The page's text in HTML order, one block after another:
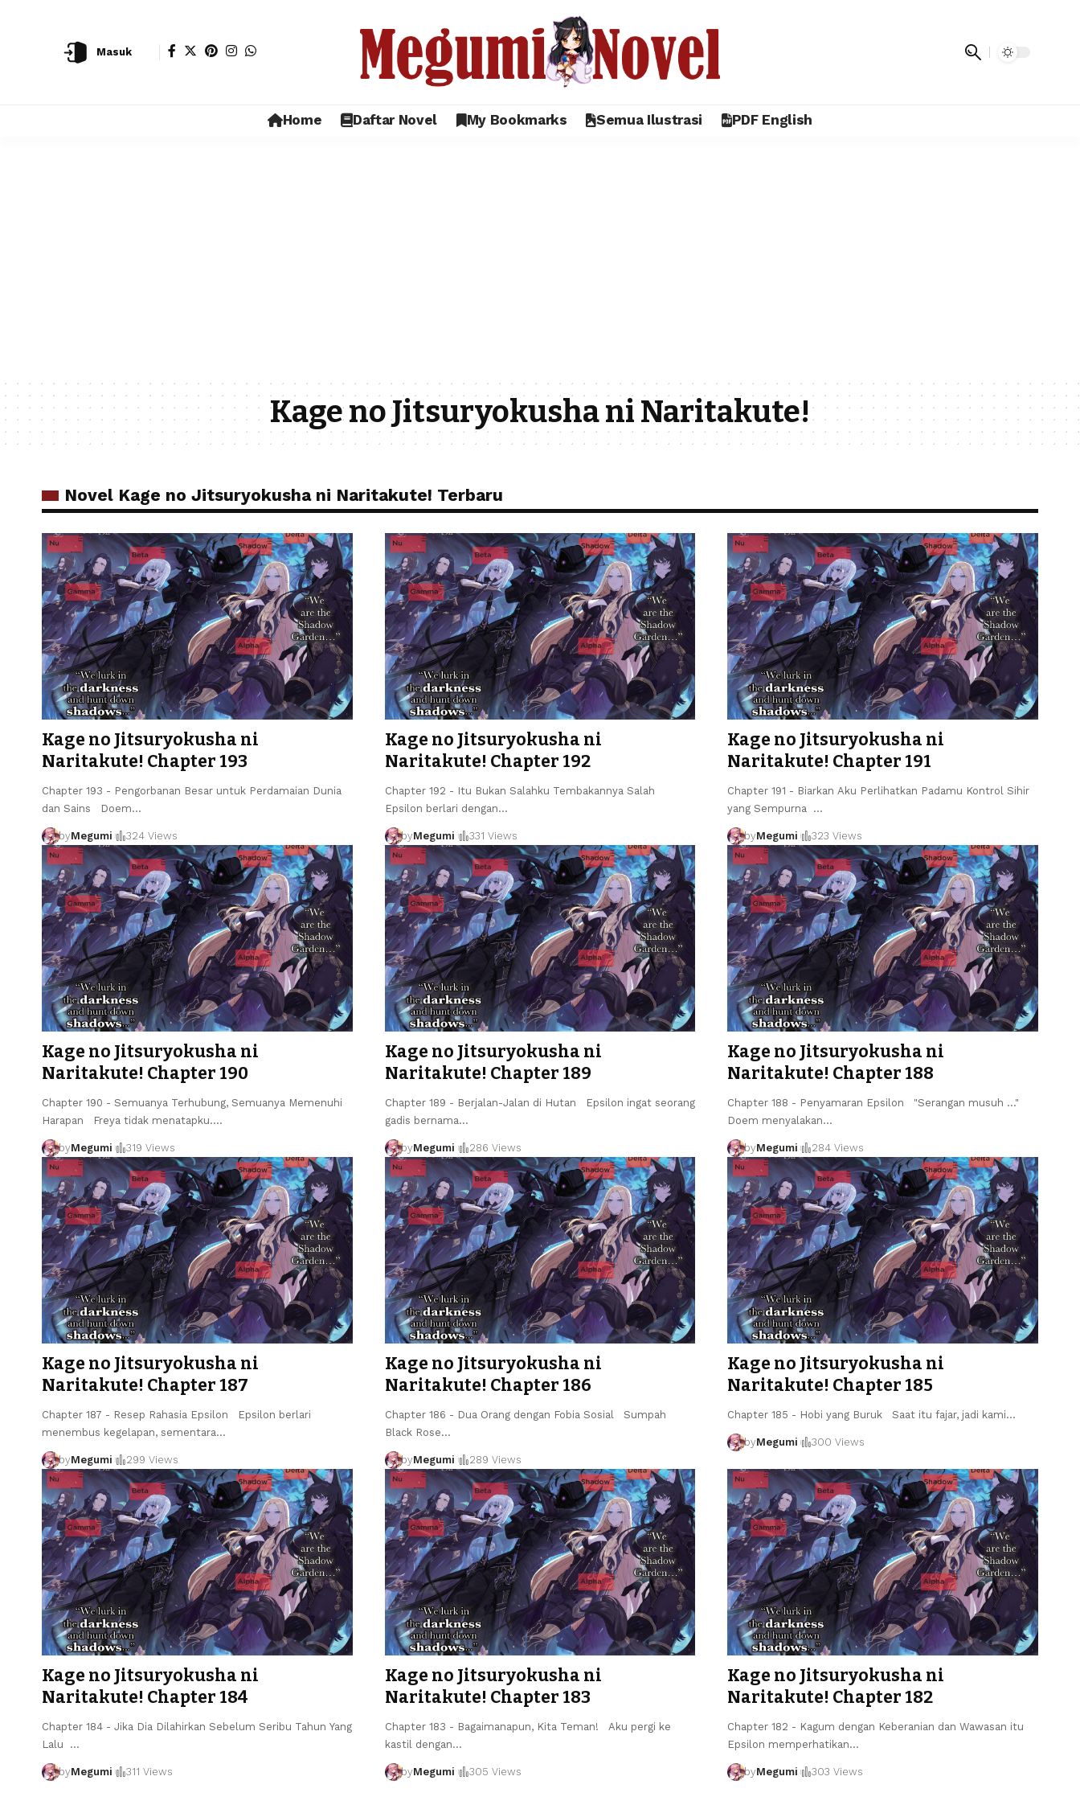
Masuk
Home Daftar Novel My Bookmarks Semua Ilustrasi PDF English
Kage no Jitsuryokusha ni Naritakute!
Novel Kage no Jitsuryokusha ni Naritakute! Terbaru
Kage no Jitsuryokusha ni
Naritakute! Chapter 193
Chapter 193 - Pengorbanan Besar untuk Perdamaian Dunia
dan Sains Doem…
byMegumi 324 Views
Kage no Jitsuryokusha ni
Naritakute! Chapter 192
Chapter 192 - Itu Bukan Salahku Tembakannya Salah
Epsilon berlari dengan…
byMegumi 331 Views
Kage no Jitsuryokusha ni
Naritakute! Chapter 191
Chapter 191 - Biarkan Aku Perlihatkan Padamu Kontrol Sihir
yang Sempurna …
byMegumi 323 Views
Kage no Jitsuryokusha ni
Naritakute! Chapter 190
Chapter 190 - Semuanya Terhubung, Semuanya Memenuhi
Harapan Freya tidak menatapku.…
byMegumi 319 Views
Kage no Jitsuryokusha ni
Naritakute! Chapter 189
Chapter 189 - Berjalan-Jalan di Hutan Epsilon ingat seorang
gadis bernama…
byMegumi 286 Views
Kage no Jitsuryokusha ni
Naritakute! Chapter 188
Chapter 188 - Penyamaran Epsilon "Serangan musuh ..."
Doem menyalakan…
byMegumi 284 Views
Kage no Jitsuryokusha ni
Naritakute! Chapter 187
Chapter 187 - Resep Rahasia Epsilon Epsilon berlari
menembus kegelapan, sementara…
byMegumi 299 Views
Kage no Jitsuryokusha ni
Naritakute! Chapter 186
Chapter 186 - Dua Orang dengan Fobia Sosial Sumpah
Black Rose…
byMegumi 289 Views
Kage no Jitsuryokusha ni
Naritakute! Chapter 185
Chapter 185 - Hobi yang Buruk Saat itu fajar, jadi kami…
byMegumi 300 Views
Kage no Jitsuryokusha ni
Naritakute! Chapter 184
Chapter 184 - Jika Dia Dilahirkan Sebelum Seribu Tahun Yang
Lalu …
byMegumi 311 Views
Kage no Jitsuryokusha ni
Naritakute! Chapter 183
Chapter 183 - Bagaimanapun, Kita Teman! Aku pergi ke
kastil dengan…
byMegumi 305 Views
Kage no Jitsuryokusha ni
Naritakute! Chapter 182
Chapter 182 - Kagum dengan Keberanian dan Wawasan itu
Epsilon memperhatikan…
byMegumi 303 Views